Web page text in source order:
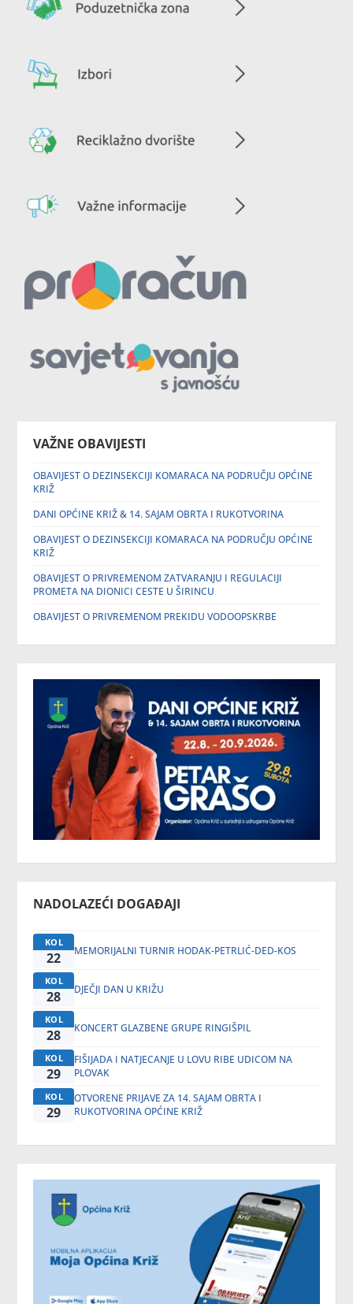
VAŽNE OBAVIJESTI
OBAVIJEST O DEZINSEKCIJI KOMARACA NA PODRUČJU OPĆINE
KRIŽ
DANI OPĆINE KRIŽ & 14. SAJAM OBRTA I RUKOTVORINA
OBAVIJEST O DEZINSEKCIJI KOMARACA NA PODRUČJU OPĆINE
KRIŽ
OBAVIJEST O PRIVREMENOM ZATVARANJU I REGULACIJI
PROMETA NA DIONICI CESTE U ŠIRINCU
OBAVIJEST O PRIVREMENOM PREKIDU VODOOPSKRBE
NADOLAZEĆI DOGAĐAJI
KOL
22 MEMORIJALNI TURNIR HODAK-PETRLIĆ-DED-KOS
KOL
28 DJEČJI DAN U KRIŽU
KOL
28 KONCERT GLAZBENE GRUPE RINGIŠPIL
KOL
29
FIŠIJADA I NATJECANJE U LOVU RIBE UDICOM NA
PLOVAK
KOL
29
OTVORENE PRIJAVE ZA 14. SAJAM OBRTA I
RUKOTVORINA OPĆINE KRIŽ